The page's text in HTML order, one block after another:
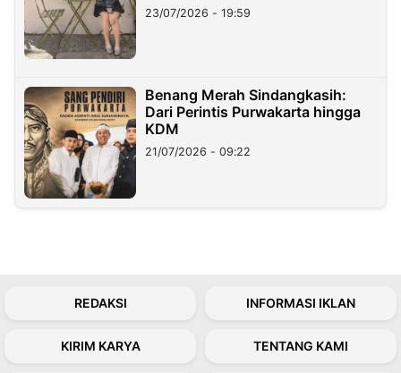
23/07/2026 - 19:59
Benang Merah Sindangkasih:
Dari Perintis Purwakarta hingga
KDM
21/07/2026 - 09:22
REDAKSI INFORMASI IKLAN
KIRIM KARYA TENTANG KAMI